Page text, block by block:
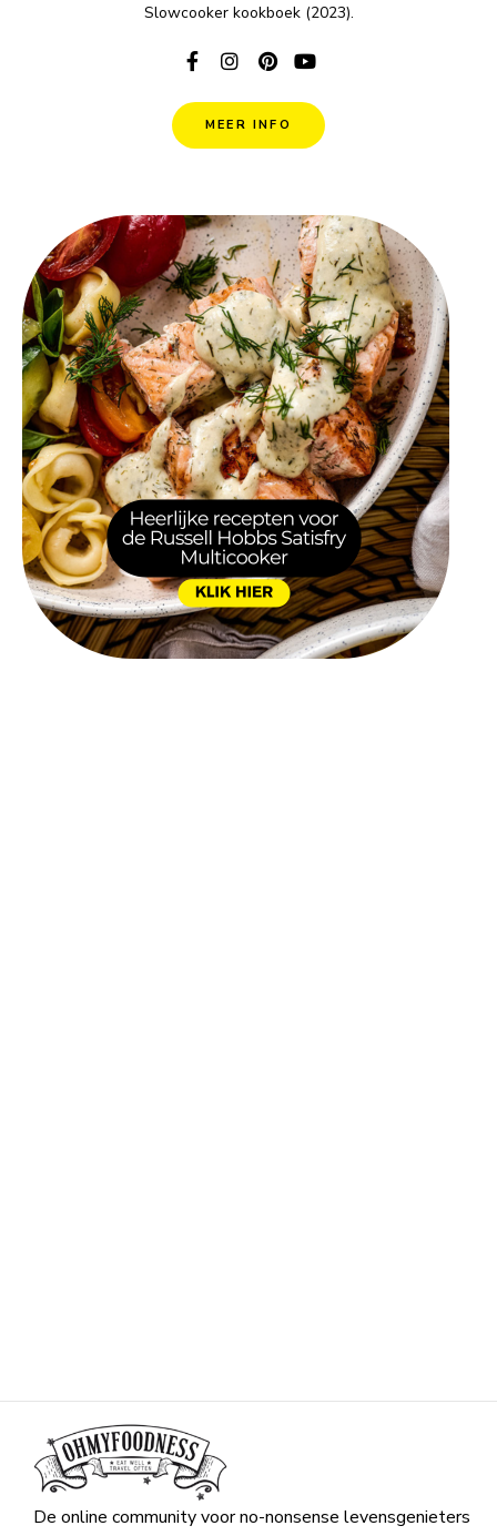
Slowcooker kookboek (2023).
MEER INFO
De online community voor no-nonsense levensgenieters